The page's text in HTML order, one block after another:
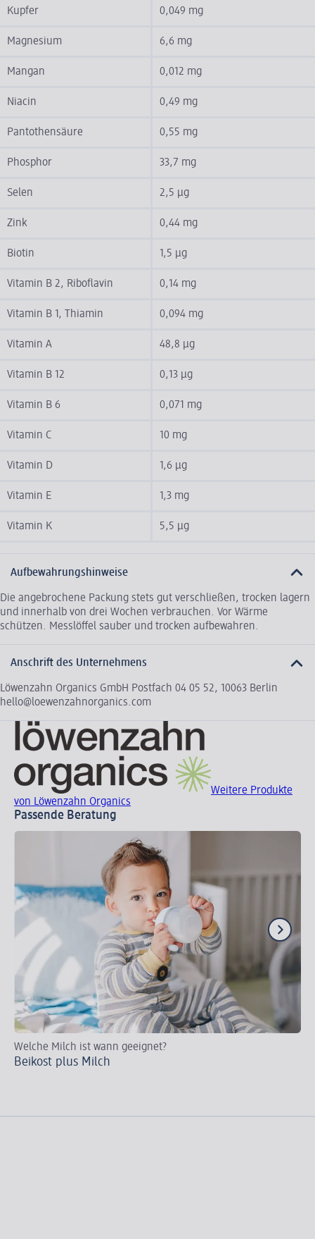
Kupfer 0,049 mg
Magnesium 6,6 mg
Mangan 0,012 mg
Niacin 0,49 mg
Pantothensäure 0,55 mg
Phosphor 33,7 mg
Selen 2,5 µg
Zink 0,44 mg
Biotin 1,5 µg
Vitamin B 2, Riboflavin 0,14 mg
Vitamin B 1, Thiamin 0,094 mg
Vitamin A 48,8 µg
Vitamin B 12 0,13 µg
Vitamin B 6 0,071 mg
Vitamin C 10 mg
Vitamin D 1,6 µg
Vitamin E 1,3 mg
Vitamin K 5,5 µg
Aufbewahrungshinweise
Die angebrochene Packung stets gut verschließen, trocken lagern
und innerhalb von drei Wochen verbrauchen. Vor Wärme
schützen. Messlöffel sauber und trocken aufbewahren.
Anschrift des Unternehmens
Löwenzahn Organics GmbH Postfach 04 05 52, 10063 Berlin
hello@loewenzahnorganics.com
Weitere Produkte
von Löwenzahn Organics
Passende Beratung
Welche Milch ist wann geeignet?
Beikost plus Milch